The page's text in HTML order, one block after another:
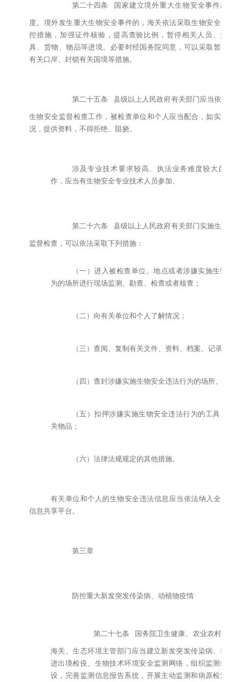
第二十四条 国家建立境外重大生物安全事件应
度。境外发生重大生物安全事件的，海关依法采取生物安全
控措施，加强证件核验，提高查验比例，暂停相关人员、
具、货物、物品等进境。必要时经国务院同意，可以采取暂
有关口岸、封锁有关国境等措施。
第二十五条 县级以上人民政府有关部门应当依
生物安全监督检查工作，被检查单位和个人应当配合，如实
况，提供资料，不得拒绝、阻挠。
涉及专业技术要求较高、执法业务难度较大的
作，应当有生物安全专业技术人员参加。
第二十六条 县级以上人民政府有关部门实施生
监督检查，可以依法采取下列措施：
（一）进入被检查单位、地点或者涉嫌实施生
为的场所进行现场监测、勘查、检查或者核查；
（二）向有关单位和个人了解情况；
（三）查阅、复制有关文件、资料、档案、记录
（四）查封涉嫌实施生物安全违法行为的场所、
（五）扣押涉嫌实施生物安全违法行为的工具
关物品；
（六）法律法规规定的其他措施。
有关单位和个人的生物安全违法信息应当依法纳入全
信息共享平台。
第三章
防控重大新发突发传染病、动植物疫情
第二十七条 国务院卫生健康、农业农村
海关、生态环境主管部门应当建立新发突发传染病、
进出境检疫、生物技术环境安全监测网络，组织监测
设，完善监测信息报告系统，开展主动监测和病原检